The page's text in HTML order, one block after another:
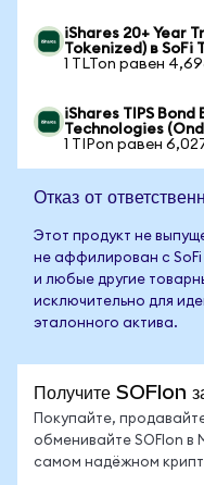
iShares 20+ Year
Tokenized) в SoFi
1 TLTon равен
iShares TIPS Bond
Technologies
1 TIPon равен
Отказ от
Этот продукт не
не аффилирован с
и любые другие
исключительно для
эталонного актива.
Получите SOFIon
Покупайте,
обменивайте SOFIon в
самом надёжном